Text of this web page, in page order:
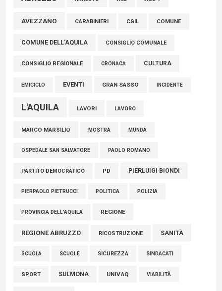
Marcinelle, Verrecchia (FdI): "Un minuto di raccoglimento in
connazionali tra cui molti abruzzesi"
06 Agosto 2026
AVEZZANO CARABINIERI CGIL COMUNE
COMUNE DELL'AQUILA CONSIGLIO COMUNALE
CONSIGLIO REGIONALE CRONACA CULTURA
EMICICLO EVENTI GRAN SASSO INCIDENTE
L'AQUILA LAVORI LAVORO
MARCO MARSILIO MOSTRA MUNDA
OSPEDALE SAN SALVATORE PAOLO ROMANO
PARTITO DEMOCRATICO PD PIERLUIGI BIONDI
PIERPAOLO PIETRUCCI POLITICA POLIZIA
PROVINCIA DELL'AQUILA REGIONE
REGIONE ABRUZZO RICOSTRUZIONE SANITÀ
SCUOLA SCUOLE SICUREZZA SINDACATI
SPORT SULMONA UNIVAQ VIABILITÀ